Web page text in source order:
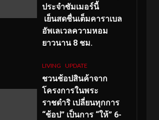
ประจำซัมเมอร์นี้
เย็นสดชื่นเต็มคาราเบล
อัพเลเวลความหอม
ยาวนาน 8 ชม.
LIVING UPDATE
ชวนช้อปสินค้าจาก
โครงการในพระ
ราชดำริ เปลี่ยนทุกการ
“ช้อป” เป็นการ “ให้” 6-